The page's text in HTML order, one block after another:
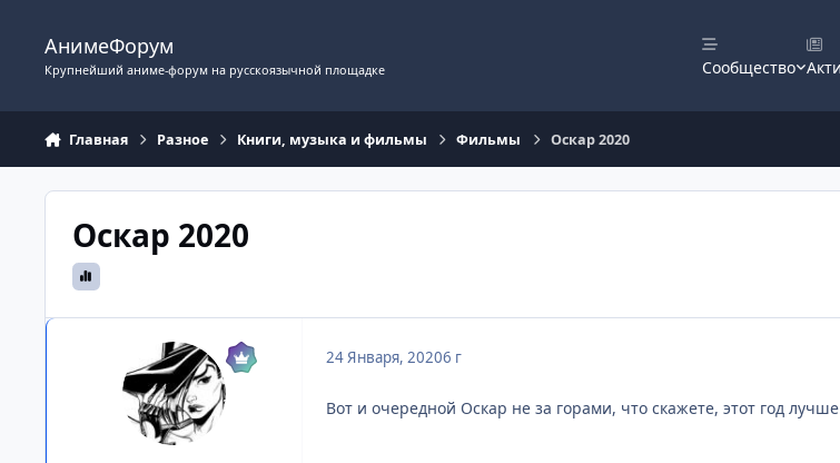
АнимеФорум
Крупнейший аниме-форум на русскоязычной площадке Сообщество
Главная Разное Книги, музыка и фильмы Фильмы Оскар 2020
Оскар 2020
24 Января, 20206 г
Вот и очередной Оскар не за горами, что скажете, этот год